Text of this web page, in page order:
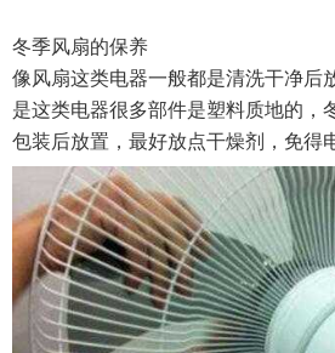
冬季风扇的保养
像风扇这类电器一般都是清洗干净后
是这类电器很多部件是塑料质地的，
包装后放置，最好放点干燥剂，免得